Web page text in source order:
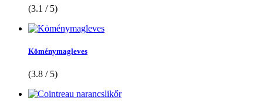
(3.1 / 5)
Köménymagleves
(3.8 / 5)